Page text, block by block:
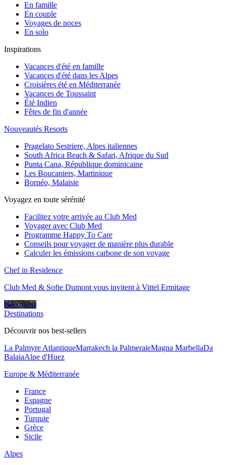
En famille
En couple
Voyages de noces
En solo
Inspirations
Vacances d'été en famille
Vacances d'été dans les Alpes
Croisières été en Méditerranée
Vacances de Toussaint
Été Indien
Fêtes de fin d'année
Nouveautés Resorts
Pragelato Sestriere, Alpes italiennes
South Africa Beach & Safari, Afrique du Sud
Punta Cana, République dominicaine
Les Boucaniers, Martinique
Bornéo, Malaisie
Voyagez en toute sérénité
Facilitez votre arrivée au Club Med
Voyager avec Club Med
Programme Happy To Care
Conseils pour voyager de manière plus durable
Calculer les émissions carbone de son voyage
Chef in Residence
Club Med & Sofie Dumont vous invitent à Vittel Ermitage
Découvrir
Destinations
Découvrir nos best-sellers
La Palmyre AtlantiqueMarrakech la PalmeraieMagna MarbellaDa
BalaiaAlpe d'Huez
Europe & Méditerranée
France
Espagne
Portugal
Turquie
Grèce
Sicile
Alpes